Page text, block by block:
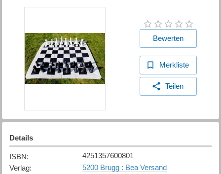
Bewerten
Merkliste
Teilen
Details
ISBN:
4251357600801
Verlag:
5200 Brugg : Bea Versand